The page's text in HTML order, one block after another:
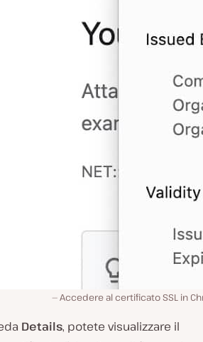
Accedere al certificato SSL in
Details, potete visualizzare il